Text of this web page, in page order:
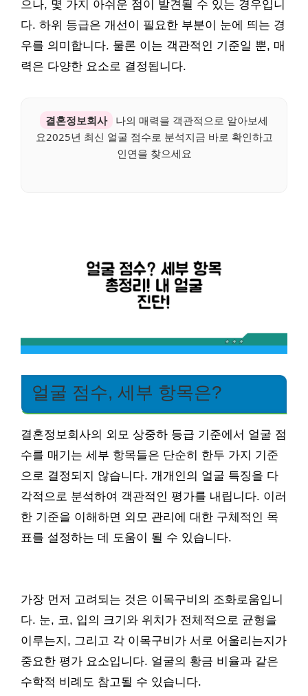
으나, 몇 가지 아쉬운 점이 발견될 수 있는 경우입니
다. 하위 등급은 개선이 필요한 부분이 눈에 띄는 경
우를 의미합니다. 물론 이는 객관적인 기준일 뿐, 매
력은 다양한 요소로 결정됩니다.
결혼정보회사
나의 매력을 객관적으로 알아보세
요2025년 최신 얼굴 점수로 분석지금 바로 확인하고
인연을 찾으세요
얼굴 점수, 세부 항목은?
결혼정보회사의 외모 상중하 등급 기준에서 얼굴 점
수를 매기는 세부 항목들은 단순히 한두 가지 기준
으로 결정되지 않습니다. 개개인의 얼굴 특징을 다
각적으로 분석하여 객관적인 평가를 내립니다. 이러
한 기준을 이해하면 외모 관리에 대한 구체적인 목
표를 설정하는 데 도움이 될 수 있습니다.
가장 먼저 고려되는 것은 이목구비의 조화로움입니
다. 눈, 코, 입의 크기와 위치가 전체적으로 균형을
이루는지, 그리고 각 이목구비가 서로 어울리는지가
중요한 평가 요소입니다. 얼굴의 황금 비율과 같은
수학적 비례도 참고될 수 있습니다.